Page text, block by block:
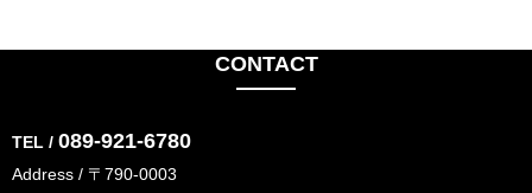
CONTACT
TEL / 089-921-6780
Address / 〒790-0003